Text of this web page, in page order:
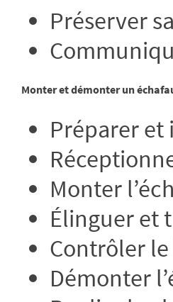
Préserver
Monter et démonter un
Préparer
Monter
Élinguer et
Contrôler
Démonter